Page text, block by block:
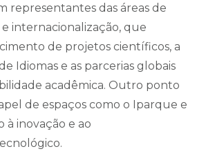
representantes das áreas de
internacionalização, que
de projetos científicos, a
Idiomas e as parcerias globais
acadêmica. Outro ponto
de espaços como o Iparque e
à inovação e ao